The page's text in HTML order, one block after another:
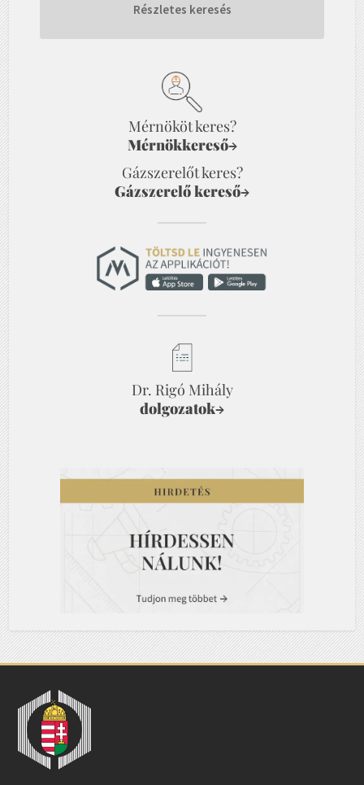
Részletes keresés
Mérnököt keres?
Mérnökkereső→
Gázszerelőt keres?
Gázszerelő kereső→
Dr. Rigó Mihály
dolgozatok→